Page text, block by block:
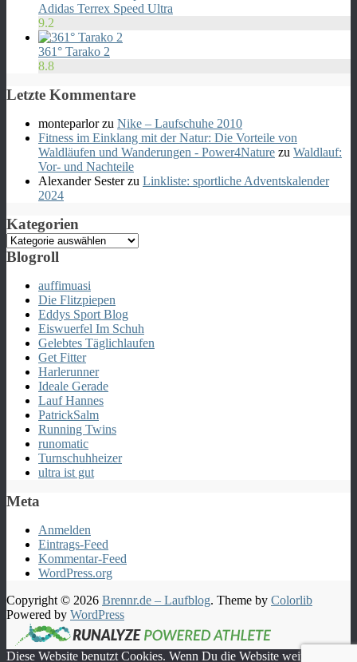
Adidas Terrex Speed Ultra
9.2
361° Tarako 2
8.8
Letzte Kommentare
monteparlorzu Nike – Laufschuhe 2010
Fitness im Einklang mit der Natur: Die Vorteile von
Waldläufen und Wanderungen - Power4Nature zu Waldlauf:
Vor- und Nachteile
Alexander Sesterzu Linkliste: sportliche Adventskalender
2024
Kategorien
Kategorien
Blogroll
auffimuasi
Die Flitzpiepen
Eddys Sport Blog
Eiswuerfel Im Schuh
Gelebtes Täglichlaufen
Get Fitter
Harlerunner
Ideale Gerade
Lauf Hannes
PatrickSalm
Running Twins
runomatic
Turnschuhheizer
ultra ist gut
Meta
Anmelden
Eintrags-Feed
Kommentar-Feed
WordPress.org
Copyright © 2026 Brennr.de – Laufblog. Theme by Colorlib
Powered by WordPress
Diese Website benutzt Cookies. Wenn Du die Website weiter nutzt,